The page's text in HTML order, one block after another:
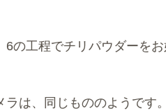
6の工程でチリパウダーを
ラは、同じもののようです